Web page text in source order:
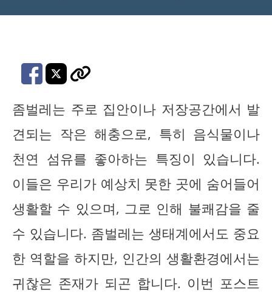
좀벌레는 주로 집안이나 저장공간에서 발
견되는 작은 해충으로, 특히 음식물이나
천연 섬유를 좋아하는 특징이 있습니다.
이들은 우리가 예상치 못한 곳에 숨어들어
생활할 수 있으며, 그로 인해 불쾌감을 줄
수 있습니다. 좀벌레는 생태계에서도 중요
한 역할을 하지만, 인간의 생활환경에서는
귀찮은 존재가 되곤 합니다. 이번 포스트